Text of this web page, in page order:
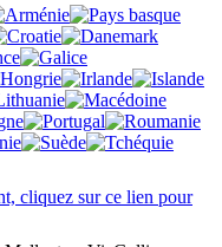
cliquez sur ce lien pour